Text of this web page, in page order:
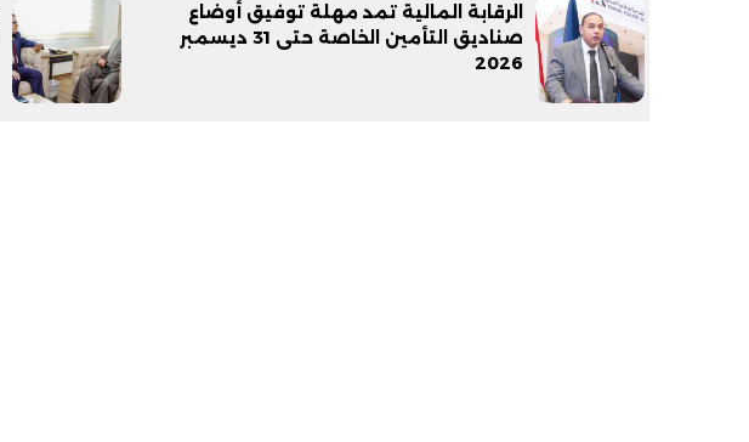
الرقابة المالية تمد مهلة توفيق أوضاع
صناديق التأمين الخاصة حتى 31 ديسمبر
2026